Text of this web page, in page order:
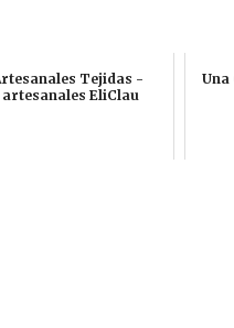
Tejidas -
artesanales EliClau
Una